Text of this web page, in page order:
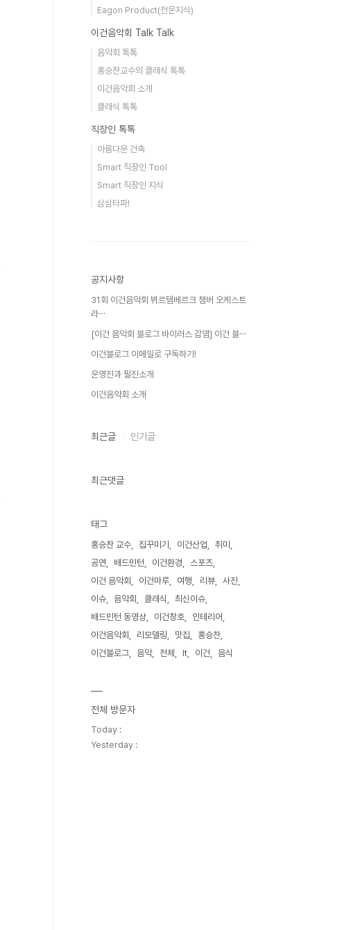
Eagon Product(전문지식)
이건음악회 Talk Talk
음악회 톡톡
홍승찬교수의 클래식 톡톡
이건음악회 소개
클래식 톡톡
직장인 톡톡
아름다운 건축
Smart 직장인 Tool
Smart 직장인 지식
심심타파!
공지사항
31회 이건음악회 뷔르템베르크 챔버 오케스트
라⋯
[이건 음악회 블로그 바이러스 감염] 이건 블⋯
이건블로그 이메일로 구독하기!
운영진과 필진소개
이건음악회 소개
최근글 인기글
최근댓글
태그
홍승찬 교수 집꾸미기 이건산업
취미
공연
배드민턴 이건환경
스포츠
이건 음악회
이건마루 여행 리뷰
사진
이슈
음악회 클래식
최신이슈
배드민턴 동영상
이건창호
인테리어
이건음악회
리모델링 맛집
홍승찬
이건블로그
음악 전체 It 이건 음식
전체 방문자
Today :
Yesterday :